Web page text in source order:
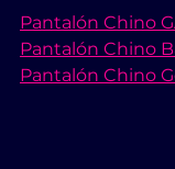
Pantalón Chino
Pantalón Chino
Pantalón Chino